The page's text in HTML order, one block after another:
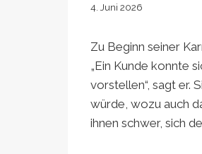
4. Juni 2026
Zu Beginn seiner
„Ein Kunde konnte
vorstellen“, sagt er.
würde, wozu auch
ihnen schwer, sich